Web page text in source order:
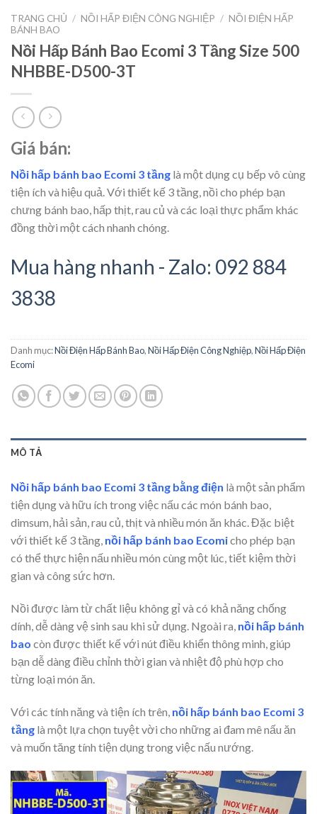
TRANG CHỦ / NỒI HẤP ĐIỆN CÔNG NGHIỆP / NỒI ĐIỆN HẤP
BÁNH BAO
Nồi Hấp Bánh Bao Ecomi 3 Tầng Size 500
NHBBE-D500-3T
Giá bán:
Nồi hấp bánh bao Ecomi 3 tầng là một dụng cụ bếp vô cùng
tiện ích và hiệu quả. Với thiết kế 3 tầng, nồi cho phép bạn
chưng bánh bao, hấp thịt, rau củ và các loại thực phẩm khác
đồng thời một cách nhanh chóng.
Mua hàng nhanh - Zalo: 092 884
3838
Danh mục:Nồi Điện Hấp Bánh Bao,Nồi Hấp Điện Công Nghiệp,Nồi Hấp Điện
Ecomi
MÔ TẢ
Nồi hấp bánh bao Ecomi 3 tầng bằng điện là một sản phẩm
tiện dụng và hữu ích trong việc nấu các món bánh bao,
dimsum, hải sản, rau củ, thịt và nhiều món ăn khác. Đặc biệt
với thiết kế 3 tầng, nồi hấp bánh bao Ecomicho phép bạn
có thể thực hiện nấu nhiều món cùng một lúc, tiết kiệm thời
gian và công sức hơn.
Nồi được làm từ chất liệu không gỉ và có khả năng chống
dính, dễ dàng vệ sinh sau khi sử dụng. Ngoài ra, nồi hấp bánh
bao còn được thiết kế với nút điều khiển thông minh, giúp
bạn dễ dàng điều chỉnh thời gian và nhiệt độ phù hợp cho
từng loại món ăn.
Với các tính năng và tiện ích trên, nồi hấp bánh bao Ecomi 3
tầng là một lựa chọn tuyệt vời cho những ai đam mê nấu ăn
và muốn tăng tính tiện dụng trong việc nấu nướng.